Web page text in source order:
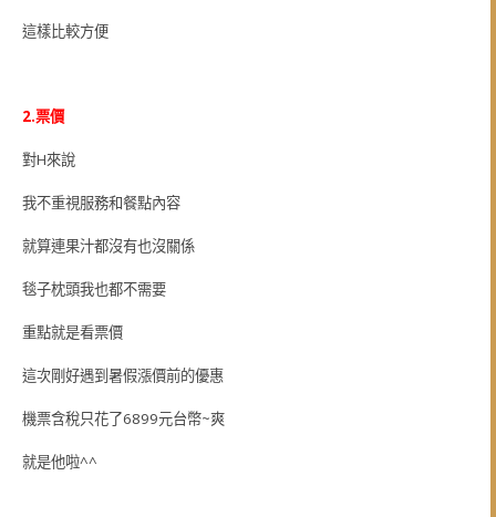
這樣比較方便
2.票價
對H來說
我不重視服務和餐點內容
就算連果汁都沒有也沒關係
毯子枕頭我也都不需要
重點就是看票價
這次剛好遇到暑假漲價前的優惠
機票含稅只花了6899元台幣~爽
就是他啦^^